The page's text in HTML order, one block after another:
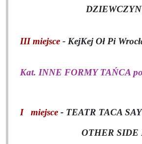
DZIEWCZYNY
III miejsce - KejKej Oł Pi
Kat. INNE FORMY TAŃCA
I miejsce - TEATR TACA
OTHER SIDE